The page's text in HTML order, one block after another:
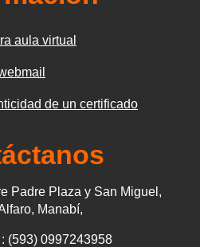
aula virtual
de un certificado
Padre Plaza y San Miguel,
Manabí,
(593) 0997243958